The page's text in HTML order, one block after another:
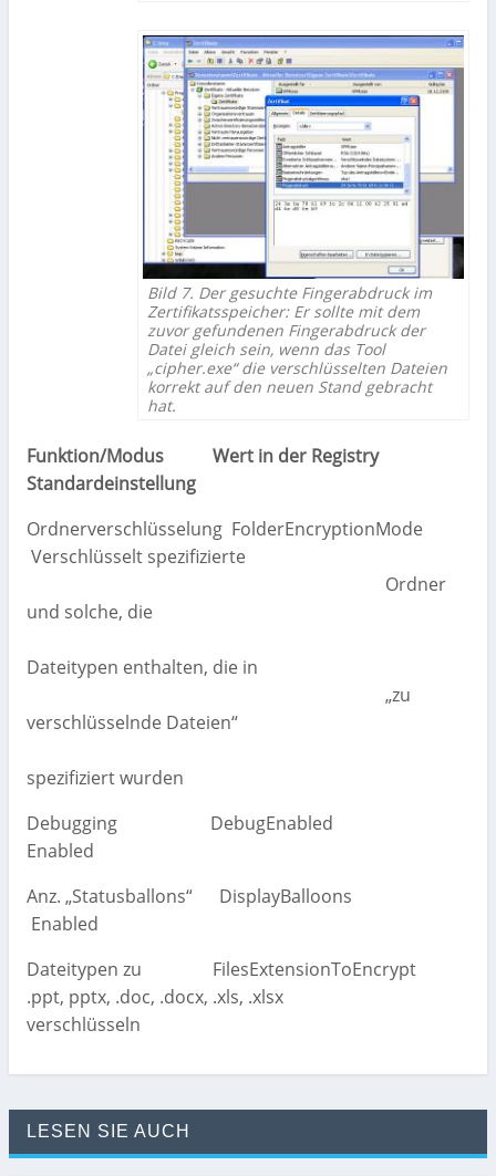
Bild 7. Der gesuchte Fingerabdruck im
Zertifikatsspeicher: Er sollte mit dem
zuvor gefundenen Fingerabdruck der
Datei gleich sein, wenn das Tool
„cipher.exe“ die verschlüsselten Dateien
korrekt auf den neuen Stand gebracht
hat.
Funktion/Modus Wert in der Registry
Standardeinstellung
Ordnerverschlüsselung FolderEncryptionMode
Verschlüsselt spezifizierte
Ordner
und solche, die
Dateitypen enthalten, die in
„zu
verschlüsselnde Dateien“
spezifiziert wurden
Debugging DebugEnabled
Enabled
Anz. „Statusballons“ DisplayBalloons
Enabled
Dateitypen zu FilesExtensionToEncrypt
.ppt, pptx, .doc, .docx, .xls, .xlsx
verschlüsseln
LESEN SIE AUCH